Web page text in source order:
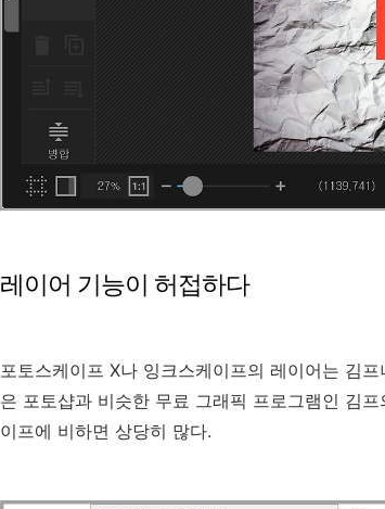
레이어 기능이 허접하다
포토스케이프 X나 잉크스케이프의 레이어는 김
은 포토샵과 비슷한 무료 그래픽 프로그램인 김
이프에 비하면 상당히 많다.